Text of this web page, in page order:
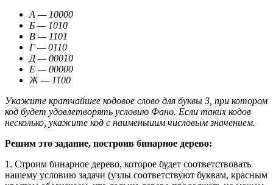
А — 10000
Б — 1010
В — 1101
Г — 0110
Д — 00010
Е — 00000
Ж — 1100
Укажите кратчайшее кодовое слово для буквы З, при котором
код будет удовлетворять условию Фано. Если таких кодов
несколько, укажите код с наименьшим числовым значением.
Решим это задание, построив бинарное дерево:
1. Строим бинарное дерево, которое будет соответствовать
нашему условию задачи (узлы соответствуют буквам, красным